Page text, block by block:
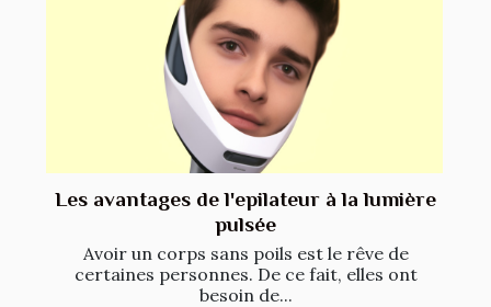
Les avantages de l'epilateur à la lumière
pulsée
Avoir un corps sans poils est le rêve de
certaines personnes. De ce fait, elles ont
besoin de...